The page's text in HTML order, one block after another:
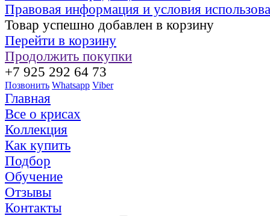
Правовая информация и условия
Товар успешно добавлен в корзину
Перейти в корзину
Продолжить покупки
+7 925 292 64 73
Позвонить Whatsapp Viber
Главная
Все о крисах
Коллекция
Как купить
Подбор
Обучение
Отзывы
Контакты